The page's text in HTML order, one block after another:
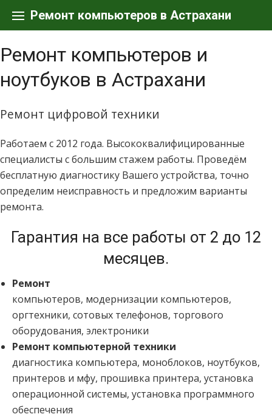
content
Ремонт компьютеров в Астрахани
Ремонт компьютеров и
ноутбуков в Астрахани
Ремонт цифровой техники
Работаем с 2012 года. Высококвалифицированные
специалисты с большим стажем работы. Проведём
бесплатную диагностику Вашего устройства, точно
определим неисправность и предложим варианты
ремонта.
Гарантия на все работы от 2 до 12
месяцев.
Ремонт
компьютеров, модернизации компьютеров,
оргтехники, сотовых телефонов, торгового
оборудования, электроники
Ремонт компьютерной техники
диагностика компьютера, моноблоков, ноутбуков,
принтеров и мфу, прошивка принтера, установка
операционной системы, установка программного
обеспечения